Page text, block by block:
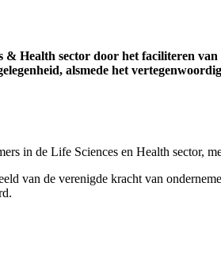
Health sector door het faciliteren
alsmede het
in de Life Sciences en Health sector,
van de verenigde kracht van